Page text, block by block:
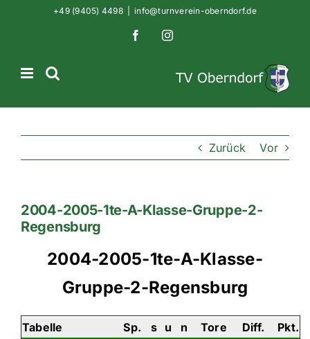
+49 (9405) 4498 info@turnverein-oberndorf.de
FacebookInstagram
Zurück Vor
2004-2005-1te-A-Klasse-Gruppe-2-
Regensburg
2004-2005-1te-A-Klasse-
Gruppe-2-Regensburg
Tabelle Sp. s u n Tore Diff. Pkt.